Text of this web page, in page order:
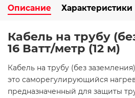
Описание Характеристики
Кабель на трубу
16 Ватт/метр (12 м)
Кабель на трубу (без
это саморегулирующийся
предназначенный для защиты